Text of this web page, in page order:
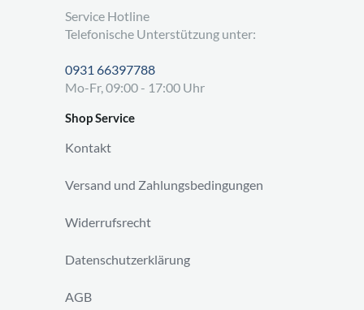
Service Hotline
Telefonische Unterstützung unter:
0931 66397788
Mo-Fr, 09:00 - 17:00 Uhr
Shop Service
Kontakt
Versand und Zahlungsbedingungen
Widerrufsrecht
Datenschutzerklärung
AGB